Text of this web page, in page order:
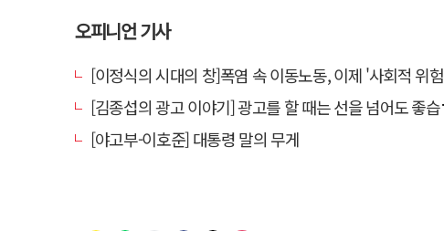
오피니언 기사
[이정식의 시대의 창]폭염 속 이동노동, 이제 '사회적 위험 관리'로 전환할 때
[김종섭의 광고 이야기] 광고를 할 때는 선을 넘어도 좋습니다.
[야고부-이호준] 대통령 말의 무게